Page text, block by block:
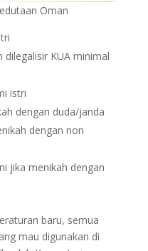
Oman
dilegalisir KUA minimal
istri
dengan duda/janda
dengan non
jika menikah dengan
baru, semua
mau digunakan di